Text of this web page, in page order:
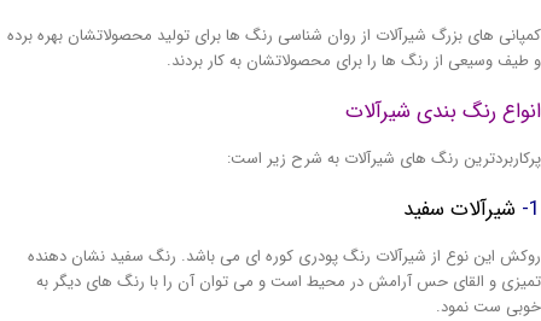
های بزرگ شیرآلات از روان شناسی رنگ ها برای تولید محصولاتشان بهره برده
وسیعی از رنگ ها را برای محصولاتشان به کار بردند.
رنگ بندی شیرآلات
رنگ های شیرآلات به شرح زیر است:
شیرآلات سفید
این نوع از شیرآلات رنگ پودری کوره ای می باشد. رنگ سفید نشان دهنده
و القای حس آرامش در محیط است و می توان آن را با رنگ های دیگر به
ست نمود.